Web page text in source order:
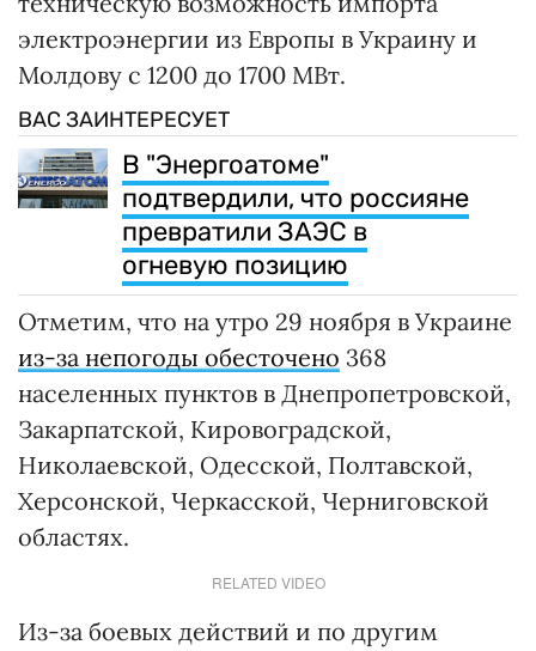
электроэнергии из Европы в Украину и
Молдову с 1200 до 1700 МВт.
ВАС ЗАИНТЕРЕСУЕТ
В "Энергоатоме"
подтвердили, что россияне
превратили ЗАЭС в
огневую позицию
Отметим, что на утро 29 ноября в Украине
из-за непогоды обесточено 368
населенных пунктов в Днепропетровской,
Закарпатской, Кировоградской,
Николаевской, Одесской, Полтавской,
Херсонской, Черкасской, Черниговской
областях.
RELATED VIDEO
Из-за боевых действий и по другим